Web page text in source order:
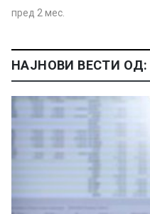
пред 2 мес.
НАЈНОВИ ВЕСТИ ОД: